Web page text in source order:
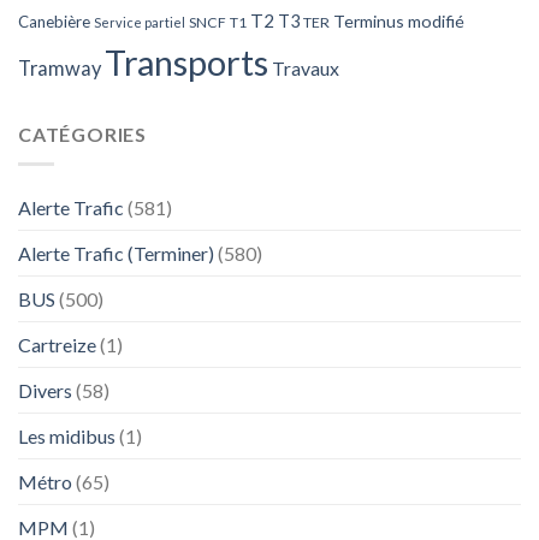
Canebière Service partiel SNCF T1 T2 T3 TER Terminus modifié
Tramway Transports Travaux
CATÉGORIES
Alerte Trafic (581)
Alerte Trafic (Terminer) (580)
BUS (500)
Cartreize(1)
Divers (58)
Les midibus (1)
Métro (65)
MPM (1)